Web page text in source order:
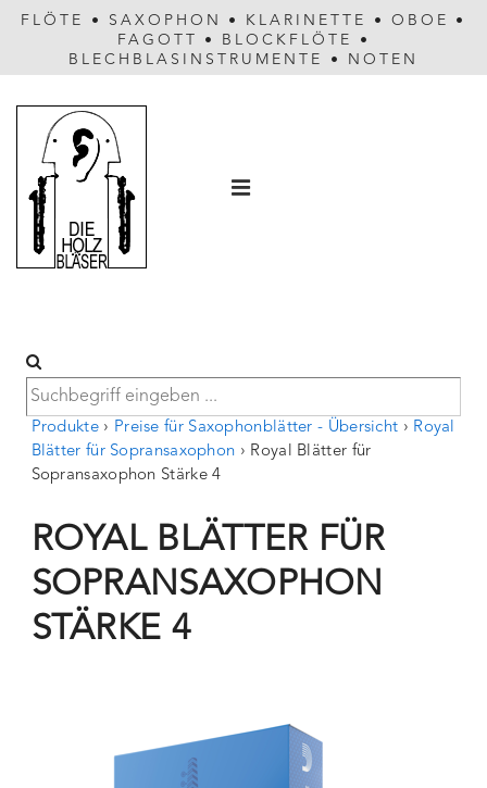
FLÖTE • SAXOPHON • KLARINETTE • OBOE
•
FAGOTT
• BLOCKFLÖTE
•
BLECHBLASINSTRUMENTE
• NOTEN
Produkte › Preise für Saxophonblätter - Übersicht › Royal
Blätter für Sopransaxophon › Royal Blätter für
Sopransaxophon Stärke 4
ROYAL BLÄTTER FÜR
SOPRANSAXOPHON
STÄRKE 4